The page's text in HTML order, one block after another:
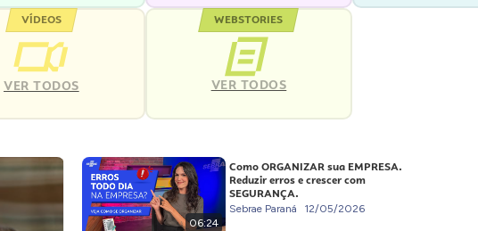
VÍDEOS
VER TODOS
WEBSTORIES
VER TODOS
06:24
Como ORGANIZAR sua EMPRESA.
Reduzir erros e crescer com
SEGURANÇA.
Sebrae Paraná 12/05/2026